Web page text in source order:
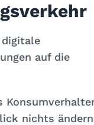
digitale
auf die
nichts